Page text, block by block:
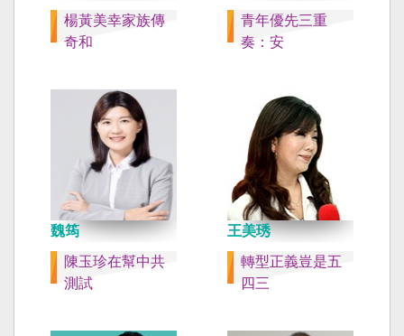
楊黃美幸家族傳
奇和
青年優先三重
奏：安
魏筠
陳玉珍在幫中共
測試
王美琇
轉型正義豈是五
四三